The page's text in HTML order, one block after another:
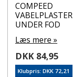
COMPEED
VABELPLASTER
UNDER FOD
Læs mere »
DKK 84,95
Klubpris: DKK 72,21